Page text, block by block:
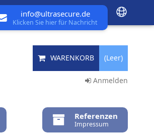
info@ultrasecure.de
Klicken Sie hier für Nachricht
WARENKORB (Leer)
Anmelden
Referenzen
Impressum